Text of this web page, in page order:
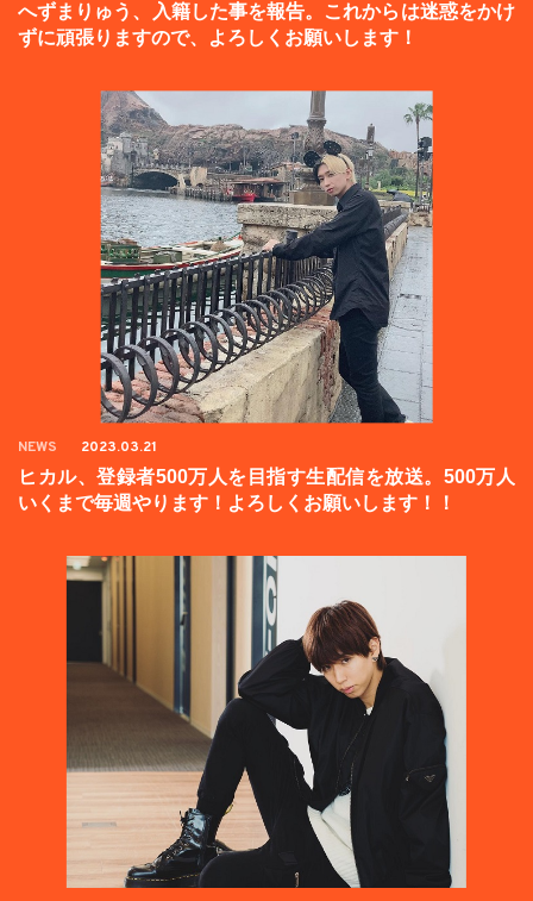
へずまりゅう、入籍した事を報告。これからは迷惑をかけ
ずに頑張りますので、よろしくお願いします！
NEWS 2023.03.21
ヒカル、登録者500万人を目指す生配信を放送。500万人
いくまで毎週やります！よろしくお願いします！！